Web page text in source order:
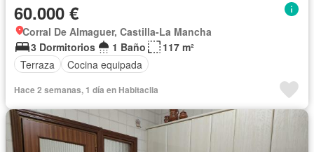
60.000 €
Corral De Almaguer, Castilla-La Mancha
3 Dormitorios
1 Baño
117 m²
Terraza
Cocina equipada
Hace 2 semanas, 1 día en Habitaclia